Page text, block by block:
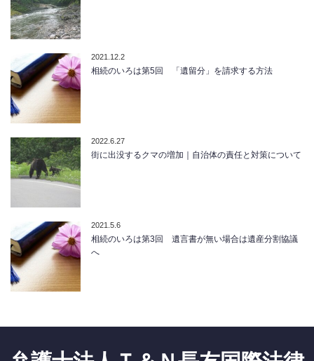
2021.12.2
相続のいろは第5回 「遺留分」を請求する方法
2022.6.27
街に出没するクマの増加｜自治体の責任と対策について
2021.5.6
相続のいろは第3回 遺言書が無い場合は遺産分割協議
へ